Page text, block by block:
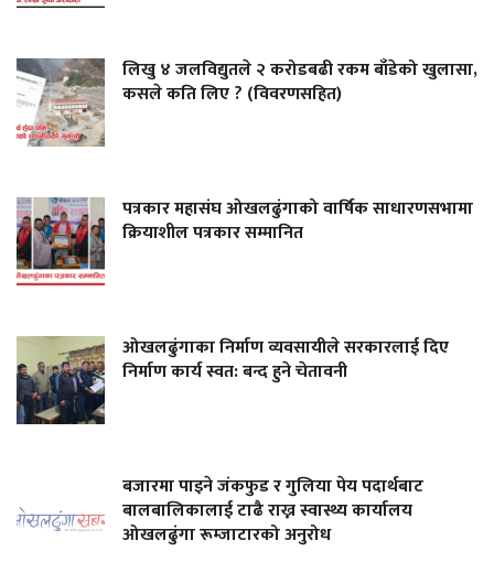
लिखु ४ जलविद्युतले २ करोडबढी रकम बाँडेको खुलासा,
कसले कति लिए ? (विवरणसहित)
पत्रकार महासंघ ओखलढुंगाको वार्षिक साधारणसभामा
क्रियाशील पत्रकार सम्मानित
ओखलढुंगाका निर्माण व्यवसायीले सरकारलाई दिए
निर्माण कार्य स्वत: बन्द हुने चेतावनी
बजारमा पाइने जंकफुड र गुलिया पेय पदार्थबाट
बालबालिकालाई टाढै राख्न स्वास्थ्य कार्यालय
ओखलढुंगा रूम्जाटारको अनुरोध